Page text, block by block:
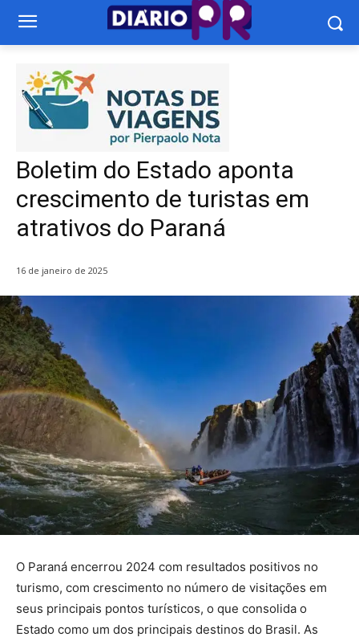
Boletim do Estado aponta
crescimento de turistas em
atrativos do Paraná
16 de janeiro de 2025
O Paraná encerrou 2024 com resultados positivos no
turismo, com crescimento no número de visitações em
seus principais pontos turísticos, o que consolida o
Estado como um dos principais destinos do Brasil. As